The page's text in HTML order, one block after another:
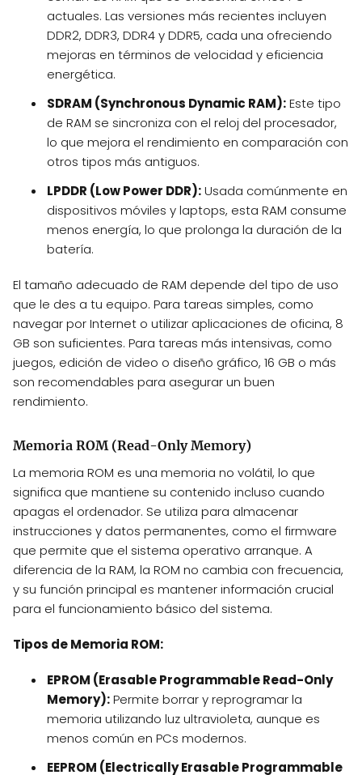
actuales. Las versiones más recientes incluyen
DDR2, DDR3, DDR4 y DDR5, cada una ofreciendo
mejoras en términos de velocidad y eficiencia
energética.
SDRAM (Synchronous Dynamic RAM):Este tipo
de RAM se sincroniza con el reloj del procesador,
lo que mejora el rendimiento en comparación con
otros tipos más antiguos.
LPDDR (Low Power DDR):Usada comúnmente en
dispositivos móviles y laptops, esta RAM consume
menos energía, lo que prolonga la duración de la
batería.
El tamaño adecuado de RAM depende del tipo de uso
que le des a tu equipo. Para tareas simples, como
navegar por Internet o utilizar aplicaciones de oficina, 8
GB son suficientes. Para tareas más intensivas, como
juegos, edición de video o diseño gráfico, 16 GB o más
son recomendables para asegurar un buen
rendimiento.
Memoria ROM (Read-Only Memory)
La memoria ROM es una memoria no volátil, lo que
significa que mantiene su contenido incluso cuando
apagas el ordenador. Se utiliza para almacenar
instrucciones y datos permanentes, como el firmware
que permite que el sistema operativo arranque. A
diferencia de la RAM, la ROM no cambia con frecuencia,
y su función principal es mantener información crucial
para el funcionamiento básico del sistema.
Tipos de Memoria ROM:
EPROM (Erasable Programmable Read-Only
Memory):Permite borrar y reprogramar la
memoria utilizando luz ultravioleta, aunque es
menos común en PCs modernos.
EEPROM (Electrically Erasable Programmable